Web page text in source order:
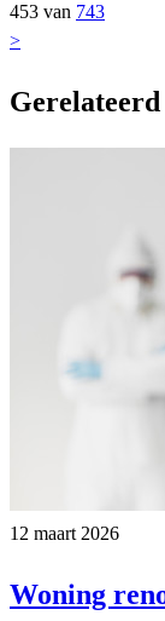
453 van 743
>
Gerelateerd
12 maart 2026
Woning